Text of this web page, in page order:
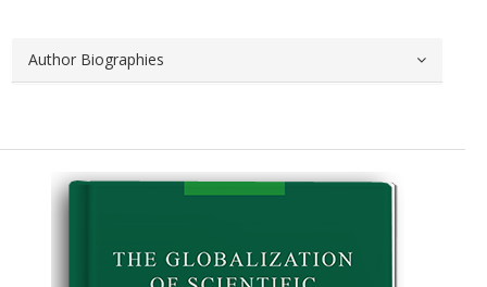
Author Biographies